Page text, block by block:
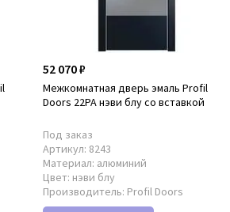
52 070 ₽
Межкомнатная дверь эмаль Profil
Doors 22PA нэви блу со вставкой
Под заказ
Артикул: 8243
Материал: алюминий
Цвет: нэви блу
Производитель: Profil Doors